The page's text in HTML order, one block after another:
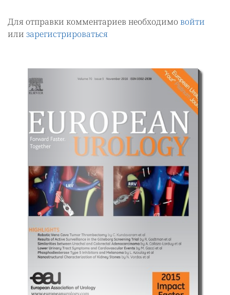
Для отправки комментариев необходимо войти
или зарегистрироваться